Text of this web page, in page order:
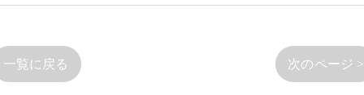
一覧に戻る 次のページ >